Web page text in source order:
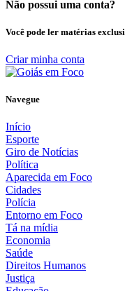
Não possui uma conta?
Você pode ler matérias
Criar minha conta
Navegue
Início
Esporte
Giro de Notícias
Política
Aparecida em Foco
Cidades
Polícia
Entorno em Foco
Tá na mídia
Economia
Saúde
Direitos Humanos
Justiça